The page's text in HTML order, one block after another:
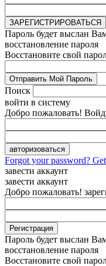
Пароль будет выслан
восстановление пароля
Восстановите свой
Поиск
войти в систему
Добро пожаловать!
Forgot your password?
завести аккаунт
завести аккаунт
Добро пожаловать!
Пароль будет выслан
восстановление пароля
Восстановите свой